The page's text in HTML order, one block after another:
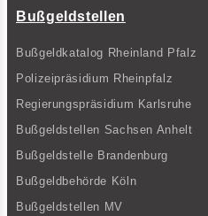
Bußgeldstellen
Bußgeldkatalog Rheinland Pfalz
Polizeipräsidium Rheinpfalz
Regierungspräsidium Karlsruhe
Bußgeldstellen Sachsen Anhelt
Bußgeldstelle Brandenburg
Bußgeldbehörde Köln
Bußgeldstellen MV